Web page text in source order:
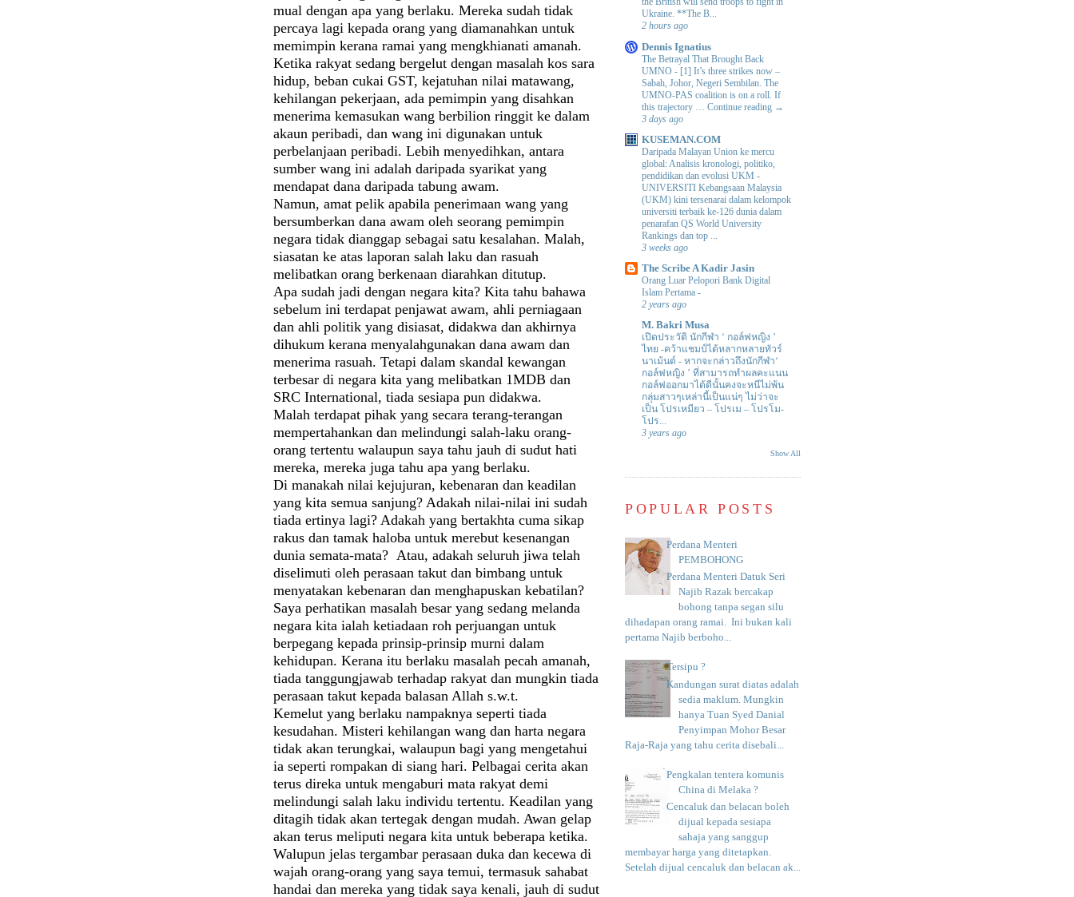
mual dengan apa yang berlaku. Mereka sudah tidak
percaya lagi kepada orang yang diamanahkan untuk
memimpin kerana ramai yang mengkhianati amanah.
Ketika rakyat sedang bergelut dengan masalah kos sara
hidup, beban cukai GST, kejatuhan nilai matawang,
kehilangan pekerjaan, ada pemimpin yang disahkan
menerima kemasukan wang berbilion ringgit ke dalam
akaun peribadi, dan wang ini digunakan untuk
perbelanjaan peribadi. Lebih menyedihkan, antara
sumber wang ini adalah daripada syarikat yang
mendapat dana daripada tabung awam.
Namun, amat pelik apabila penerimaan wang yang
bersumberkan dana awam oleh seorang pemimpin
negara tidak dianggap sebagai satu kesalahan. Malah,
siasatan ke atas laporan salah laku dan rasuah
melibatkan orang berkenaan diarahkan ditutup.
Apa sudah jadi dengan negara kita? Kita tahu bahawa
sebelum ini terdapat penjawat awam, ahli perniagaan
dan ahli politik yang disiasat, didakwa dan akhirnya
dihukum kerana menyalahgunakan dana awam dan
menerima rasuah. Tetapi dalam skandal kewangan
terbesar di negara kita yang melibatkan 1MDB dan
SRC International, tiada sesiapa pun didakwa.
Malah terdapat pihak yang secara terang-terangan
mempertahankan dan melindungi salah-laku orang-
orang tertentu walaupun saya tahu jauh di sudut hati
mereka, mereka juga tahu apa yang berlaku.
Di manakah nilai kejujuran, kebenaran dan keadilan
yang kita semua sanjung? Adakah nilai-nilai ini sudah
tiada ertinya lagi? Adakah yang bertakhta cuma sikap
rakus dan tamak haloba untuk merebut kesenangan
dunia semata-mata? Atau, adakah seluruh jiwa telah
diselimuti oleh perasaan takut dan bimbang untuk
menyatakan kebenaran dan menghapuskan kebatilan?
Saya perhatikan masalah besar yang sedang melanda
negara kita ialah ketiadaan roh perjuangan untuk
berpegang kepada prinsip-prinsip murni dalam
kehidupan. Kerana itu berlaku masalah pecah amanah,
tiada tanggungjawab terhadap rakyat dan mungkin tiada
perasaan takut kepada balasan Allah s.w.t.
Kemelut yang berlaku nampaknya seperti tiada
kesudahan. Misteri kehilangan wang dan harta negara
tidak akan terungkai, walaupun bagi yang mengetahui
ia seperti rompakan di siang hari. Pelbagai cerita akan
terus direka untuk mengaburi mata rakyat demi
melindungi salah laku individu tertentu. Keadilan yang
ditagih tidak akan tertegak dengan mudah. Awan gelap
akan terus meliputi negara kita untuk beberapa ketika.
Walupun jelas tergambar perasaan duka dan kecewa di
wajah orang-orang yang saya temui, termasuk sahabat
handai dan mereka yang tidak saya kenali, jauh di sudut
Ukraine. **The B...
2 hours ago
Dennis Ignatius
The Betrayal That Brought Back
UMNO - [1] It’s three strikes now –
Sabah, Johor, Negeri Sembilan. The
UMNO-PAS coalition is on a roll. If
this trajectory … Continue reading →
3 days ago
KUSEMAN.COM
Daripada Malayan Union ke mercu
global: Analisis kronologi, politiko,
pendidikan dan evolusi UKM -
UNIVERSITI Kebangsaan Malaysia
(UKM) kini tersenarai dalam kelompok
universiti terbaik ke-126 dunia dalam
penarafan QS World University
Rankings dan top ...
3 weeks ago
The Scribe A Kadir Jasin
Orang Luar Pelopori Bank Digital
Islam Pertama -
2 years ago
M. Bakri Musa
เปิดประวัติ นักกีฬา ‘ กอล์ฟหญิง ’
ไทย -คว้าแชมป์ได้หลากหลายทัวร์
นาเม้นต์ - หากจะกล่าวถึงนักกีฬา‘
กอล์ฟหญิง ’ ที่สามารถทำผลคะแนน
กอล์ฟออกมาได้ดีนั้นคงจะหนีไม่พ้น
กลุ่มสาวๆเหล่านี้เป็นแน่ๆ ไม่ว่าจะ
เป็น โปรเหมียว – โปรเม – โปรโม-
โปร...
3 years ago
Show All
POPULAR POSTS
Perdana Menteri
PEMBOHONG
Perdana Menteri Datuk Seri
Najib Razak bercakap
bohong tanpa segan silu
dihadapan orang ramai. Ini bukan kali
pertama Najib berboho...
Tersipu ?
Kandungan surat diatas adalah
sedia maklum. Mungkin
hanya Tuan Syed Danial
Penyimpan Mohor Besar
Raja-Raja yang tahu cerita disebali...
Pengkalan tentera komunis
China di Melaka ?
Cencaluk dan belacan boleh
dijual kepada sesiapa
sahaja yang sanggup
membayar harga yang ditetapkan.
Setelah dijual cencaluk dan belacan ak...